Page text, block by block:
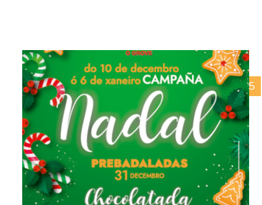
Día dos Namorados 2025
01/02/2025